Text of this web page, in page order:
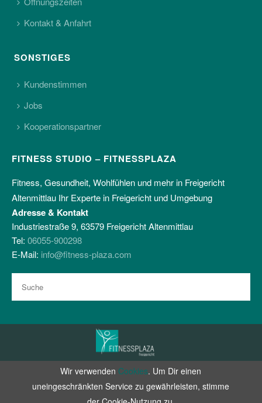
Kontakt & Anfahrt
SONSTIGES
Kundenstimmen
Jobs
Kooperationspartner
FITNESS STUDIO – FITNESSPLAZA
Fitness, Gesundheit, Wohlfühlen und mehr in Freigericht
Altenmittlau Ihr Experte in Freigericht und Umgebung
Adresse & Kontakt
Industriestraße 9, 63579 Freigericht Altenmittlau
Tel: 06055-900298
E-Mail: info@fitness-plaza.com
Zertifiziert durch RehaVitalisPlus e.V.
facebook
instagram
Wir verwenden Cookies. Um Dir einen
uneingeschränkten Service zu gewährleisten, stimme